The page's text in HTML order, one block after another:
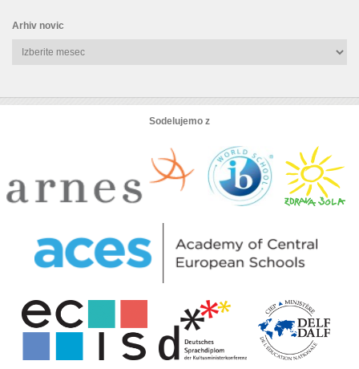
Arhiv novic
Arhiv
Sodelujemo z